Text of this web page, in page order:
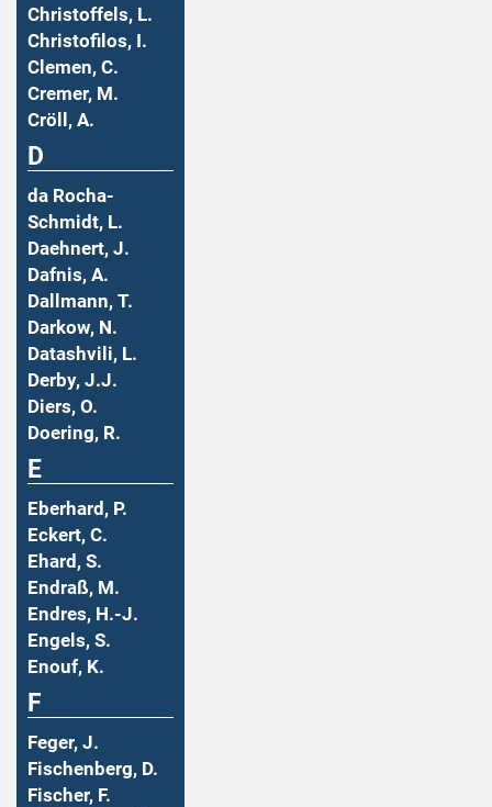
Christoffels, L.
Christofilos, I.
Clemen, C.
Cremer, M.
Cröll, A.
D
da Rocha-
Schmidt, L.
Daehnert, J.
Dafnis, A.
Dallmann, T.
Darkow, N.
Datashvili, L.
Derby, J.J.
Diers, O.
Doering, R.
E
Eberhard, P.
Eckert, C.
Ehard, S.
Endraß, M.
Endres, H.-J.
Engels, S.
Enouf, K.
F
Feger, J.
Fischenberg, D.
Fischer, F.